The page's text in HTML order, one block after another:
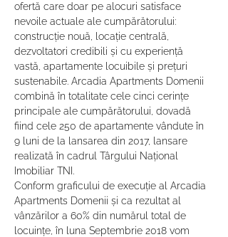
ofertă care doar pe alocuri satisface
nevoile actuale ale cumpărătorului:
construcție nouă, locație centrală,
dezvoltatori credibili și cu experiență
vastă, apartamente locuibile și prețuri
sustenabile. Arcadia Apartments Domenii
combină în totalitate cele cinci cerințe
principale ale cumpărătorului, dovadă
fiind cele 250 de apartamente vândute în
9 luni de la lansarea din 2017, lansare
realizată în cadrul Târgului Național
Imobiliar TNI.
Conform graficului de execuție al Arcadia
Apartments Domenii și ca rezultat al
vânzărilor a 60% din numărul total de
locuințe, în luna Septembrie 2018 vom